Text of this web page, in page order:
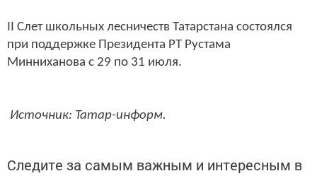
II Слет школьных лесничеств Татарстана состоялся
при поддержке Президента РТ Рустама
Минниханова с 29 по 31 июля.
Источник: Татар-информ.
Следите за самым важным и интересным в